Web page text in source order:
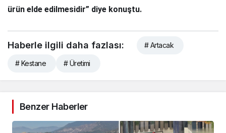
ürün elde edilmesidir” diye konuştu.
Haberle ilgili daha fazlası: # Artacak
# Kestane # Üretimi
Benzer Haberler